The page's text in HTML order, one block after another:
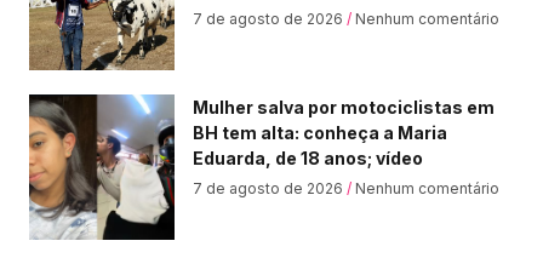
7 de agosto de 2026 Nenhum comentário
Mulher salva por motociclistas em
BH tem alta: conheça a Maria
Eduarda, de 18 anos; vídeo
7 de agosto de 2026 Nenhum comentário